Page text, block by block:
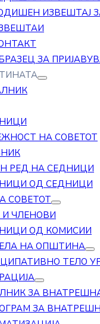
ИЗВЕШТАЈ
ЗА
НА СОВЕТОТ
РЕД НА СЕДНИЦИ
ОД СЕДНИЦИ
СОВЕТОТ
ЧЛЕНОВИ
ОД КОМИСИИ
НА ОПШТИНА
ТЕЛО
ЗА
ЗА